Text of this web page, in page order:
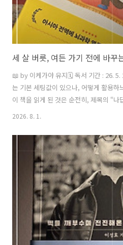
📖 by 이케가야 유지🗓️ 독서 기간 : 26.
는 기본 세팅값이 있으나, 어떻게 활용하
이 책을 읽게 된 것은 순전히, 제목의 “
끌렸고,그것을 뇌과학으로 풀어낸 책이
겐 아직도 미지의 영역이긴 해요.‘나답
요.그래서 이 책이 그 질문에 대한 답이
읽었어요.비록 명쾌한 단 하나의 답을 얻
기 위해 꼭 짚어봐야 할 소중한 질문 하
요롭게 해 줄 ’좋은 경험‘이나 ’귀한 경험
2026. 8. 1.